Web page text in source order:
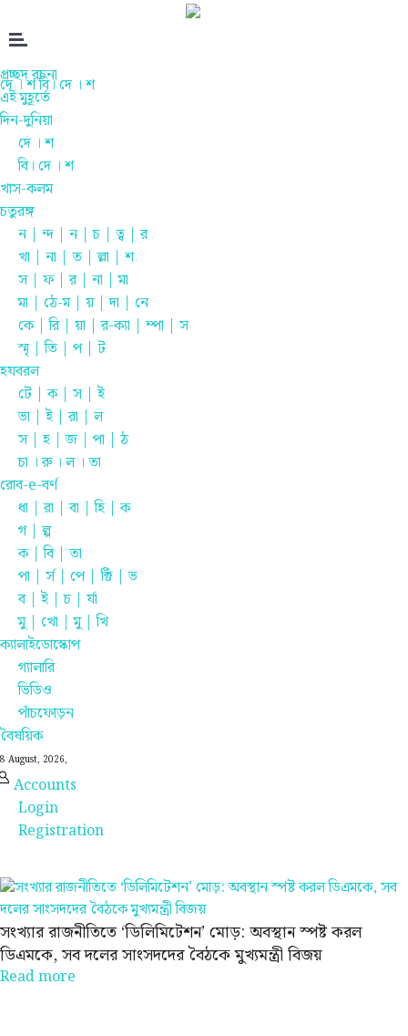
প্রচ্ছদ রচনা
এই মুহূর্তে
দিন-দুনিয়া
দে । শ
বি। দে । শ
খাস-কলম
চতুরঙ্গ
ন | ন্দ | ন | চ | ত্ব | র
খা | না | ত | ল্লা | শ
স | ফ | র | না | মা
মা | ঠে-ম | য় | দা | নে
কে | রি | য়া | র-ক্যা | ম্পা | স
স্মৃ | তি | প | ট
হযবরল
টে | ক | স | ই
ভা | ই | রা | ল
স | হ | জ | পা | ঠ
চা । রু । ল । তা
রোব-e-বর্ণ
ধা | রা | বা | হি | ক
গ | ল্প
ক | বি | তা
পা | র্স | পে | ক্টি | ভ
ব | ই | চ | র্যা
মু | খো | মু | খি
ক্যালাইডোস্কোপ
গ্যালারি
ভিডিও
পাঁচফোড়ন
বৈষয়িক
8 August, 2026,
Accounts
Login
Registration
দে । শবি। দে । শ
সংখ্যার রাজনীতিতে ‘ডিলিমিটেশন’ মোড়: অবস্থান স্পষ্ট করল
ডিএমকে, সব দলের সাংসদদের বৈঠকে মুখ্যমন্ত্রী বিজয়
Read more